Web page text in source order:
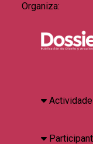
Organiza: